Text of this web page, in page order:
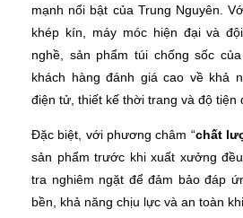
mạnh nổi bật của Trung Nguyên.
khép kín, máy móc hiện đại và
nghề, sản phẩm túi chống sốc
khách hàng đánh giá cao về khả
điện tử, thiết kế thời trang và độ tiện
Đặc biệt, với phương châm “chất
sản phẩm trước khi xuất xưởng
tra nghiêm ngặt để đảm bảo đáp
bền, khả năng chịu lực và an toàn